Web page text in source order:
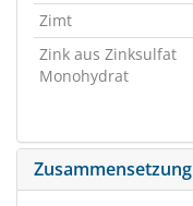
Zimt
Zink aus Zinksulfat
Monohydrat
Zusammensetzung